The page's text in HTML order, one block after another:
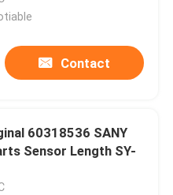
Contact
60318536 SANY
Sensor Length SY-